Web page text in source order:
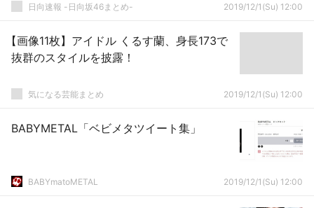
日向速報 -日向坂46まとめ- 2019/12/1(Su) 12:00
【画像11枚】アイドル くるす蘭、身長173で
抜群のスタイルを披露！
気になる芸能まとめ 2019/12/1(Su) 12:00
BABYMETAL「ベビメタツイート集」
BABYmatoMETAL 2019/12/1(Su) 12:00